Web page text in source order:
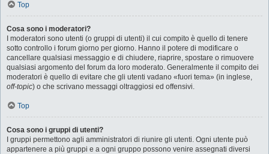
Top
Cosa sono i moderatori?
I moderatori sono utenti (o gruppi di utenti) il cui compito è quello di tenere
sotto controllo i forum giorno per giorno. Hanno il potere di modificare o
cancellare qualsiasi messaggio e di chiudere, riaprire, spostare o rimuovere
qualsiasi argomento del forum da loro moderato. Generalmente il compito dei
moderatori è quello di evitare che gli utenti vadano «fuori tema» (in inglese,
off-topic) o che scrivano messaggi oltraggiosi ed offensivi.
Top
Cosa sono i gruppi di utenti?
I gruppi permettono agli amministratori di riunire gli utenti. Ogni utente può
appartenere a più gruppi e a ogni gruppo possono venire assegnati diversi